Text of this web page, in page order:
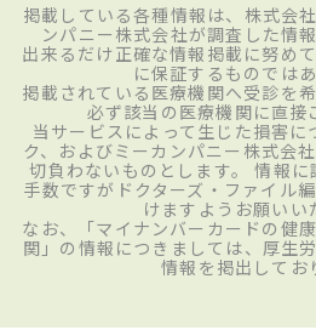
掲載している各種情報は、株式会
ンパニー株式会社が調査した情
出来るだけ正確な情報掲載に努め
に保証するものではあ
掲載されている医療機関へ受診を
必ず該当の医療機関に直接
当サービスによって生じた損害に
ク、およびミーカンパニー株式会
切負わないものとします。 情報
手数ですがドクターズ・ファイル
けますようお願いい
なお、「マイナンバーカードの健
関」の情報につきましては、厚生
情報を掲出してお